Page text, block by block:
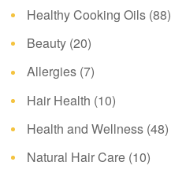
Healthy Cooking Oils (88)
Beauty (20)
Allergies (7)
Hair Health (10)
Health and Wellness (48)
Natural Hair Care (10)